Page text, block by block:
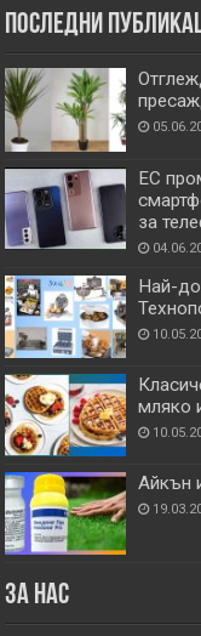
Последни
ЕС
за
Най-
мляко
Айкън
За нас